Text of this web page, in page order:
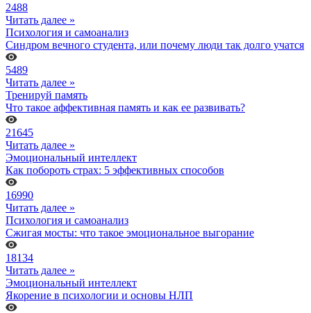
2488
Читать далее »
Психология и самоанализ
Синдром вечного студента, или почему люди так долго учатся
5489
Читать далее »
Тренируй память
Что такое аффективная память и как ее развивать?
21645
Читать далее »
Эмоциональный интеллект
Как побороть страх: 5 эффективных способов
16990
Читать далее »
Психология и самоанализ
Сжигая мосты: что такое эмоциональное выгорание
18134
Читать далее »
Эмоциональный интеллект
Якорение в психологии и основы НЛП